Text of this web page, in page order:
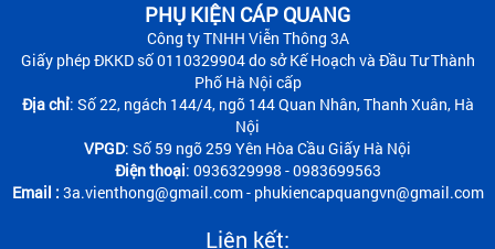
PHỤ KIỆN CÁP QUANG
Công ty TNHH Viễn Thông 3A
Giấy phép ĐKKD số 0110329904 do sở Kế Hoạch và Đầu Tư Thành
Phố Hà Nội cấp
Địa chỉ: Số 22, ngách 144/4, ngõ 144 Quan Nhân, Thanh Xuân, Hà
Nội
VPGD: Số 59 ngõ 259 Yên Hòa Cầu Giấy Hà Nội
Điện thoại: 0936329998 - 0983699563
Email : 3a.vienthong@gmail.com - phukiencapquangvn@gmail.com
Liên kết: